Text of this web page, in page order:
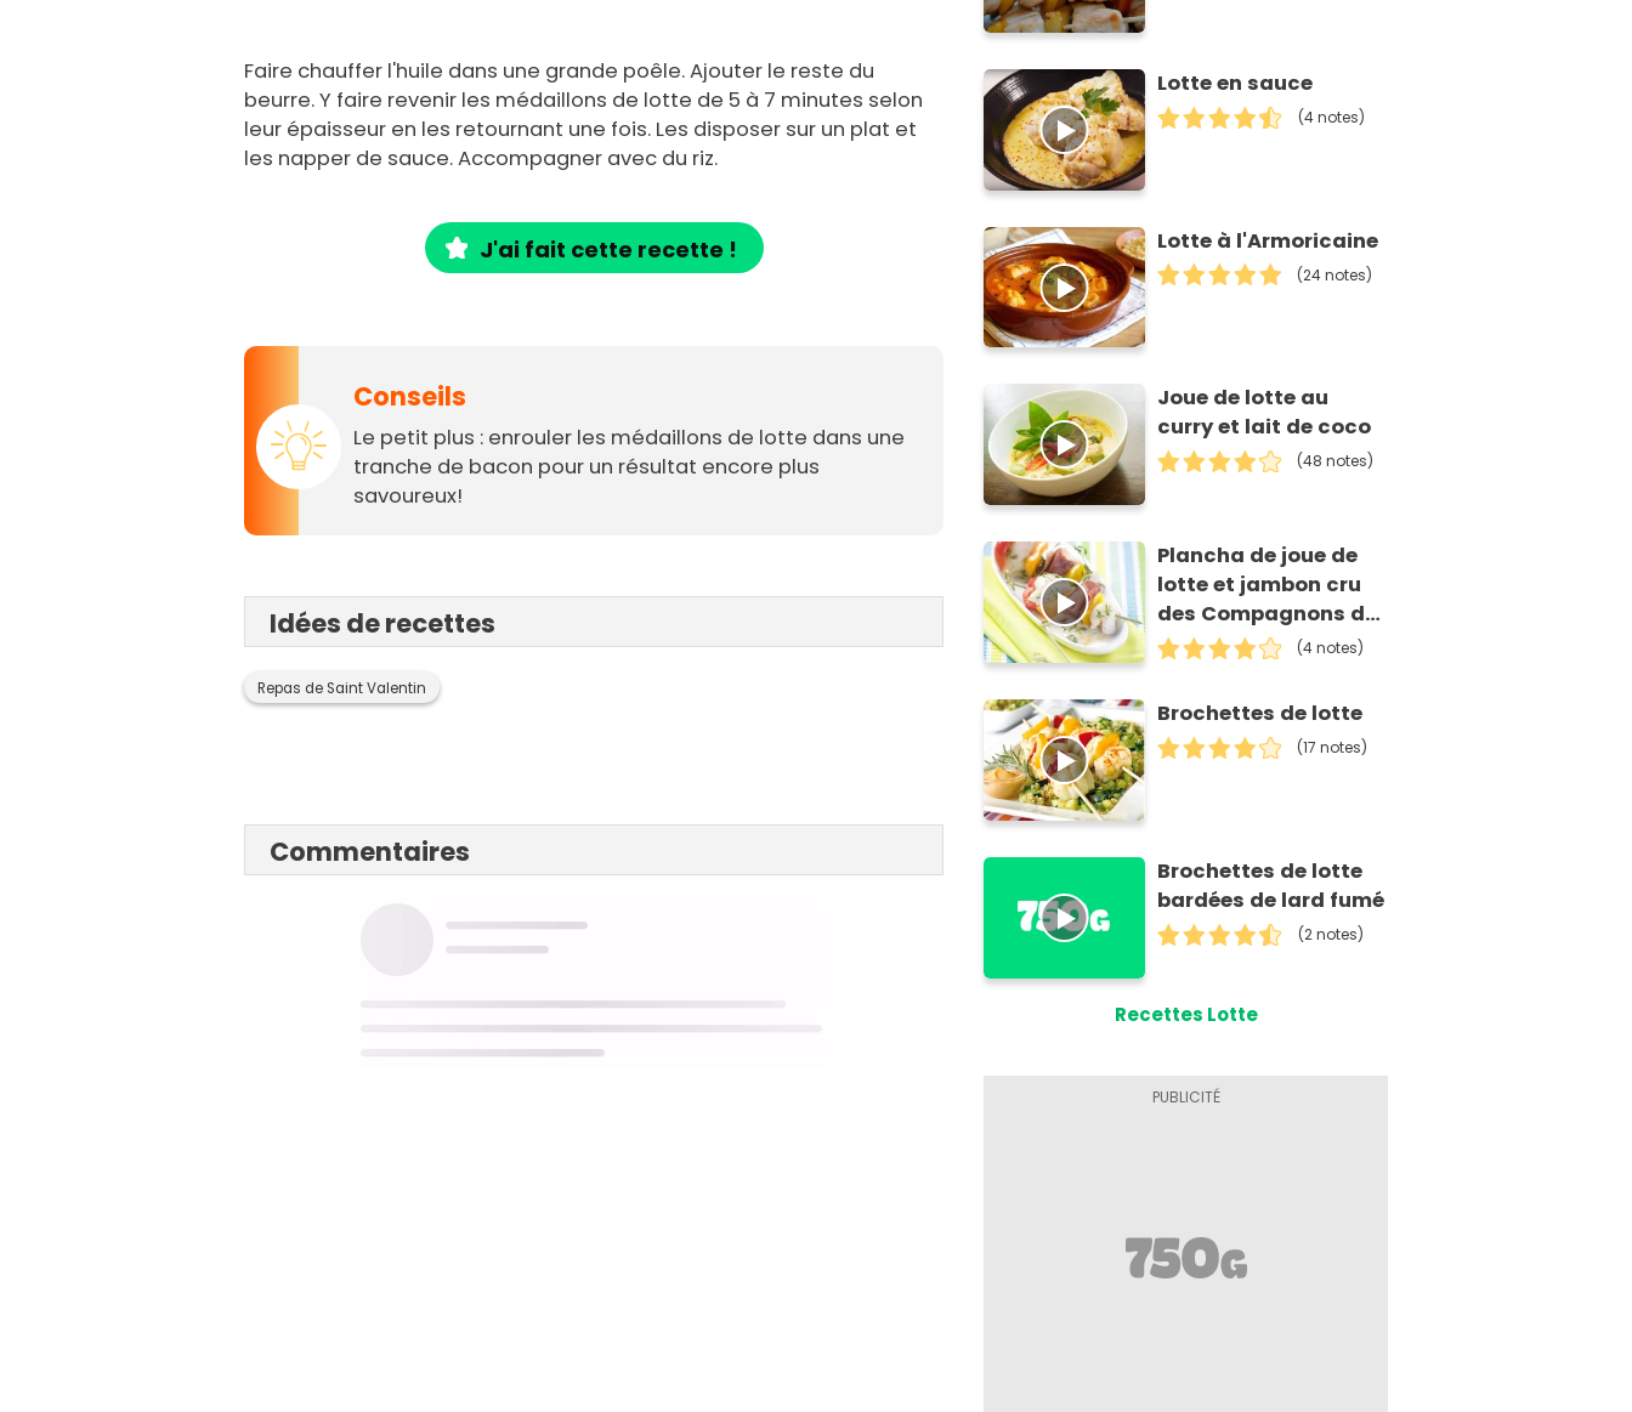
Faire chauffer l'huile dans une grande poêle. Ajouter le reste du
beurre. Y faire revenir les médaillons de lotte de 5 à 7 minutes selon
leur épaisseur en les retournant une fois. Les disposer sur un plat et
les napper de sauce. Accompagner avec du riz.
J'ai fait cette recette !
Conseils
Le petit plus : enrouler les médaillons de lotte dans une
tranche de bacon pour un résultat encore plus
savoureux!
Idées de recettes
Repas de Saint Valentin
Commentaires
Lotte en sauce
(4 notes)
Lotte à l'Armoricaine
(24 notes)
Joue de lotte au
curry et lait de coco
(48 notes)
Plancha de joue de
lotte et jambon cru
des Compagnons du
Goût
(4 notes)
Brochettes de lotte
(17 notes)
Brochettes de lotte
bardées de lard fumé
(2 notes)
Recettes Lotte